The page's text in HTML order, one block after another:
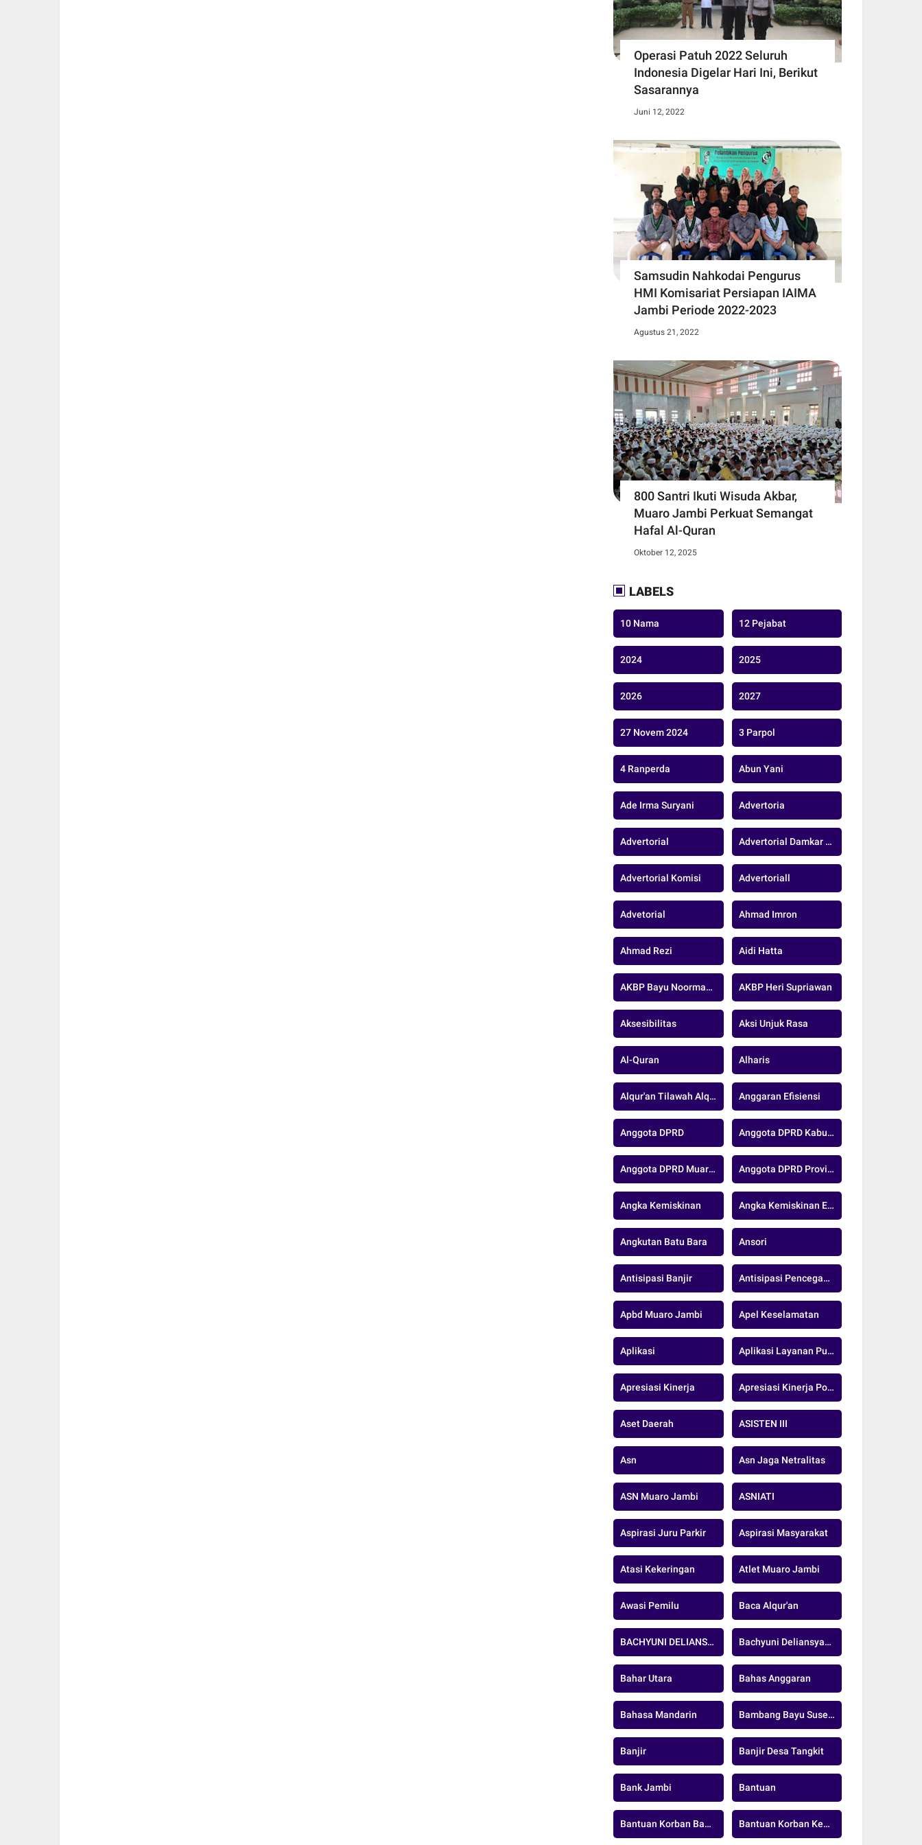
Operasi Patuh 2022 Seluruh
Indonesia Digelar Hari Ini, Berikut
Sasarannya
Juni 12, 2022
Samsudin Nahkodai Pengurus
HMI Komisariat Persiapan IAIMA
Jambi Periode 2022-2023
Agustus 21, 2022
800 Santri Ikuti Wisuda Akbar,
Muaro Jambi Perkuat Semangat
Hafal Al-Quran
Oktober 12, 2025
LABELS
10 Nama 12 Pejabat
2024 2025
2026 2027
27 Novem 2024 3 Parpol
4 Ranperda Abun Yani
Ade Irma Suryani Advertoria
Advertorial Advertorial Damkar Kabupaten Muaro Jambi
Advertorial Komisi Advertoriall
Advetorial Ahmad Imron
Ahmad Rezi Aidi Hatta
AKBP Bayu Noormansyah AKBP Heri Supriawan
Aksesibilitas Aksi Unjuk Rasa
Al-Quran Alharis
Alqur'an Tilawah Alquran Anggaran Efisiensi
Anggota DPRD Anggota DPRD Kabupaten Muaro Jambi
Anggota DPRD Muaro Jambi Anggota DPRD Provinsi Jambi
Angka Kemiskinan Angka Kemiskinan Ekstrem
Angkutan Batu Bara Ansori
Antisipasi Banjir Antisipasi Pencegahan
Apbd Muaro Jambi Apel Keselamatan
Aplikasi Aplikasi Layanan Publik
Apresiasi Kinerja Apresiasi Kinerja Polda Jambi
Aset Daerah ASISTEN III
Asn Asn Jaga Netralitas
ASN Muaro Jambi ASNIATI
Aspirasi Juru Parkir Aspirasi Masyarakat
Atasi Kekeringan Atlet Muaro Jambi
Awasi Pemilu Baca Alqur'an
BACHYUNI DELIANSYAH Bachyuni Deliansyah Pj Bupati Muaro Jambi
Bahar Utara Bahas Anggaran
Bahasa Mandarin Bambang Bayu Suseno
Banjir Banjir Desa Tangkit
Bank Jambi Bantuan
Bantuan Korban Banjir Bantuan Korban Kebakaran